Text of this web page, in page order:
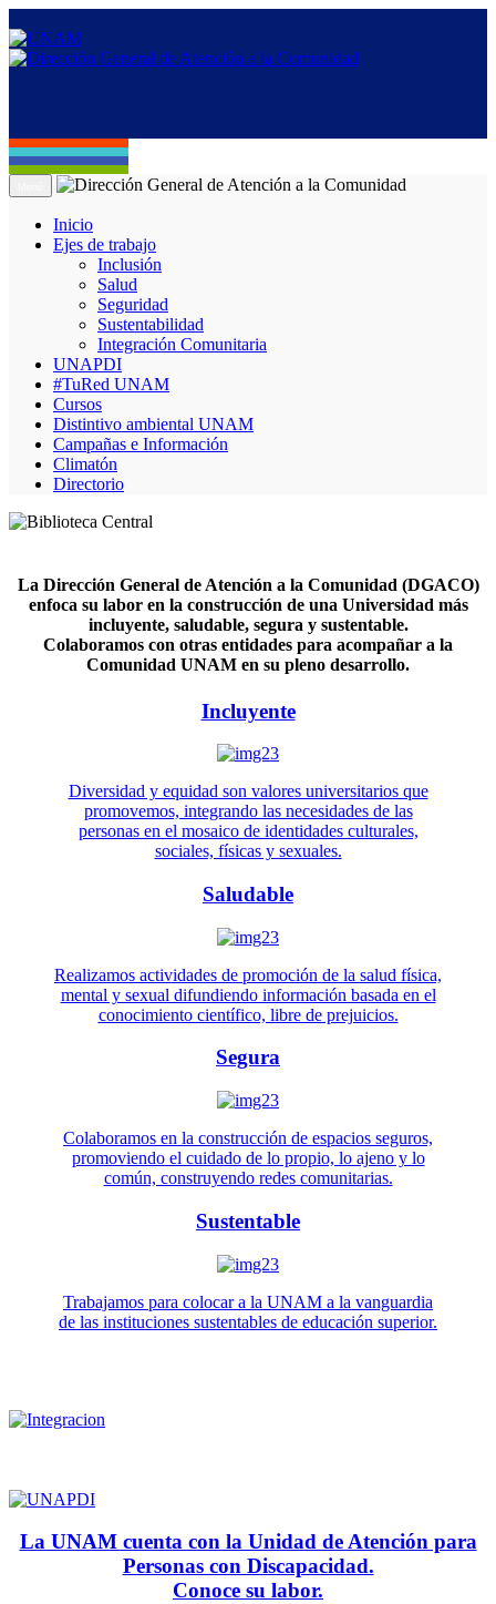
Inicio
Ejes de trabajo
Inclusión
Salud
Seguridad
Sustentabilidad
Integración Comunitaria
UNAPDI
#TuRed UNAM
Cursos
Distintivo ambiental UNAM
Campañas e Información
Climatón
Directorio
La Dirección General de Atención a la Comunidad (DGACO)
enfoca su labor en la construcción de una Universidad más
incluyente, saludable, segura y sustentable.
Colaboramos con otras entidades para acompañar a la
Comunidad UNAM en su pleno desarrollo.
Incluyente
Diversidad y equidad son valores universitarios que
promovemos, integrando las necesidades de las
personas en el mosaico de identidades culturales,
sociales, físicas y sexuales.
Saludable
Realizamos actividades de promoción de la salud física,
mental y sexual difundiendo información basada en el
conocimiento científico, libre de prejuicios.
Segura
Colaboramos en la construcción de espacios seguros,
promoviendo el cuidado de lo propio, lo ajeno y lo
común, construyendo redes comunitarias.
Sustentable
Trabajamos para colocar a la UNAM a la vanguardia
de las instituciones sustentables de educación superior.
La UNAM cuenta con la Unidad de Atención para
Personas con Discapacidad.
Conoce su labor.